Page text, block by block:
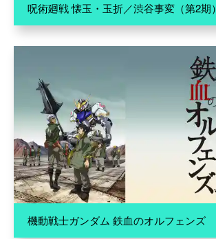
呪術廻戦 懐玉・玉折／渋谷事変（第2期）
機動戦士ガンダム 鉄血のオルフェンズ